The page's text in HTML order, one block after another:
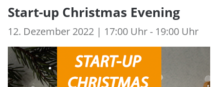
Start-up Christmas Evening
12. Dezember 2022 | 17:00 Uhr - 19:00 Uhr